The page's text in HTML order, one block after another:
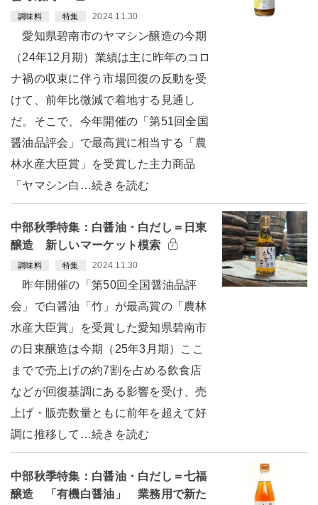
調味料 特集 2024.11.30
愛知県碧南市のヤマシン醸造の今期
（24年12月期）業績は主に昨年のコロ
ナ禍の収束に伴う市場回復の反動を受
けて、前年比微減で着地する見通し
だ。そこで、今年開催の「第51回全国
醤油品評会」で最高賞に相当する「農
林水産大臣賞」を受賞した主力商品
「ヤマシン白…続きを読む
中部秋季特集：白醤油・白だし＝日東
醸造 新しいマーケット模索
調味料 特集 2024.11.30
昨年開催の「第50回全国醤油品評
会」で白醤油「竹」が最高賞の「農林
水産大臣賞」を受賞した愛知県碧南市
の日東醸造は今期（25年3月期）ここ
までで売上げの約7割を占める飲食店
などが回復基調にある影響を受け、売
上げ・販売数量ともに前年を超えて好
調に推移して…続きを読む
中部秋季特集：白醤油・白だし＝七福
醸造 「有機白醤油」 業務用で新た